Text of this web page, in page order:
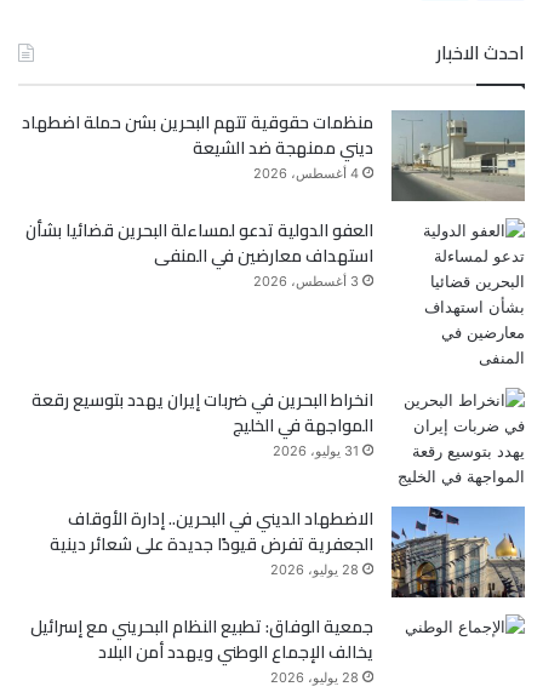
و
ر
احدث الاخبار
منظمات حقوقية تتهم البحرين بشن حملة اضطهاد
ديني ممنهجة ضد الشيعة
4 أغسطس، 2026
العفو الدولية تدعو لمساءلة البحرين قضائيا بشأن
استهداف معارضين في المنفى
3 أغسطس، 2026
انخراط البحرين في ضربات إيران يهدد بتوسيع رقعة
المواجهة في الخليج
31 يوليو، 2026
الاضطهاد الديني في البحرين.. إدارة الأوقاف
الجعفرية تفرض قيودًا جديدة على شعائر دينية
28 يوليو، 2026
جمعية الوفاق: تطبيع النظام البحريني مع إسرائيل
يخالف الإجماع الوطني ويهدد أمن البلاد
28 يوليو، 2026